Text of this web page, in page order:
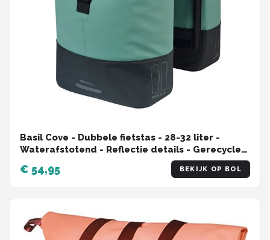
Basil Cove - Dubbele fietstas - 28-32 liter -
Waterafstotend - Reflectie details - Gerecycled
€ 54,95 BEKIJK OP BOL